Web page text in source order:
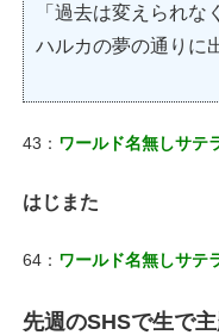
「過去は変えられ
ハルカの夢の通りに
43： ワールド名無しサテ
はじまた
64： ワールド名無しサテ
先週のSHSで生で